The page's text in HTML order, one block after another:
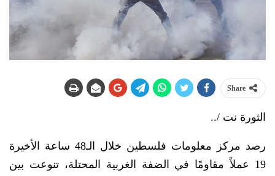
Share
الثورة نت /..
رصد مركز معلومات فلسطين خلال الـ48 ساعة الأخيرة
19 عملاً مقاومًا في الضفة الغربية المحتلة، تنوعت بين